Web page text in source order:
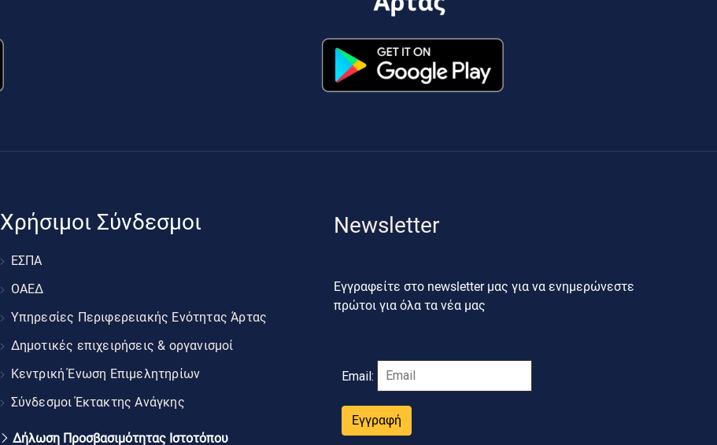
Χρήσιμοι Σύνδεσμοι
ΕΣΠΑ
ΟΑΕΔ
Υπηρεσίες Περιφερειακής Ενότητας Άρτας
Δημοτικές επιχειρήσεις & οργανισμοί
Κεντρική Ένωση Επιμελητηρίων
Σύνδεσμοι Έκτακτης Ανάγκης
Δήλωση Προσβασιμότητας Ιστοτόπου
Newsletter
Εγγραφείτε στο newsletter μας για να ενημερώνεστε
πρώτοι για όλα τα νέα μας
Email:
Εγγραφή